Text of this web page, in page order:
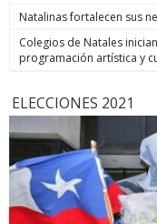
Natalinas fortalecen sus
Colegios de Natales
programación artística y
ELECCIONES 2021